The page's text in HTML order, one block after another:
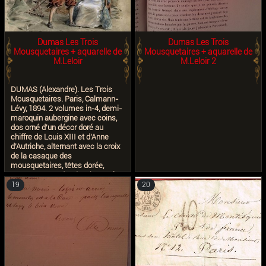
2 le fait que A. Dumas fils laisse à
son " Cher Giacomelli le Tête
d'homme de G. Doré "
Dumas Les Trois
Mousquetaires + aquarelle de
M.Leloir
DUMAS (Alexandre). Les Trois
Mousquetaires. Paris, Calmann-
Lévy, 1894. 2 volumes in-4, demi-
maroquin aubergine avec coins,
dos orné d'un décor doré au
chiffre de Louis XIII et d'Anne
d'Autriche, alternant avec la croix
de la casaque des
mousquetaires, têtes dorée,
couvertures et dos (V. Champs).
Ouvrage illustré de 250
compositions de Maurice Leloir
gravées sur bois par J. Huyot. Un
des 100 exemplaires sur chine
contenant une suite sur chine,
celui-ci non numéroté, imprimé
pour l'éditeur Calmann-Lévy. Le
Dumas Les Trois
Mousquetaires + aquarelle de
M.Leloir 2
19 20